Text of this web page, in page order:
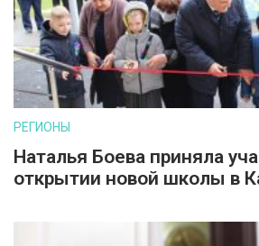
РЕГИОНЫ
Наталья Боева приняла
открытии новой школы в